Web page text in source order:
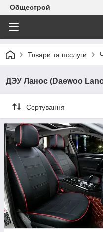
Общестрой
Товари та послуги
ДЭУ Ланос (Daewoo
Сортування